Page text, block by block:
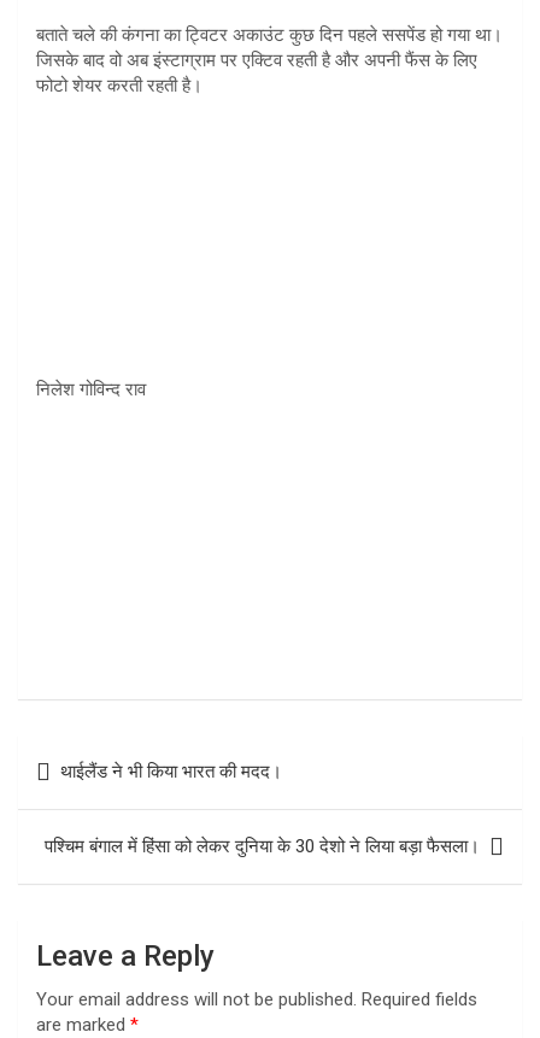
बताते चले की कंगना का ट्विटर अकाउंट कुछ दिन पहले ससपेंड हो गया था।
जिसके बाद वो अब इंस्टाग्राम पर एक्टिव रहती है और अपनी फैंस के लिए
फोटो शेयर करती रहती है।
निलेश गोविन्द राव
navigation
थाईलैंड ने भी किया भारत की मदद।
पश्चिम बंगाल में हिंसा को लेकर दुनिया के 30 देशो ने लिया बड़ा फैसला।
Leave a Reply
Your email address will not be published. Required fields
are marked *